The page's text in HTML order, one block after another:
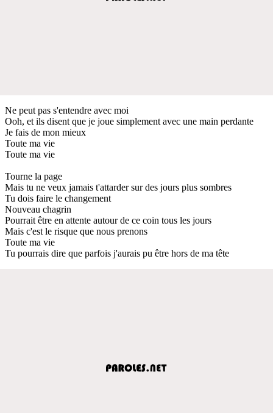
Ne peut pas s'entendre avec moi
Ooh, et ils disent que je joue simplement avec une main perdante
Je fais de mon mieux
Toute ma vie
Toute ma vie
Tourne la page
Mais tu ne veux jamais t'attarder sur des jours plus sombres
Tu dois faire le changement
Nouveau chagrin
Pourrait être en attente autour de ce coin tous les jours
Mais c'est le risque que nous prenons
Toute ma vie
Tu pourrais dire que parfois j'aurais pu être hors de ma tête